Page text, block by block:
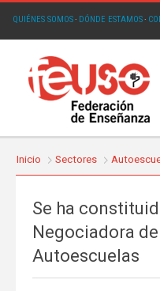
QUIÉNES SOMOS· DÓNDE ESTAMOS·
Inicio Sectores
Se ha
Negociadora
Autoescuelas